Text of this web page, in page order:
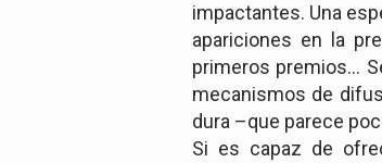
impactantes. Una
apariciones en la
primeros premios…
mecanismos de
dura –que parece
Si es capaz de